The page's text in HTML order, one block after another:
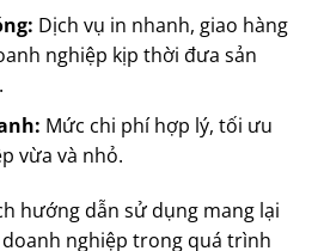
Dịch vụ in nhanh, giao hàng
nghiệp kịp thời đưa sản
Mức chi phí hợp lý, tối ưu
vừa và nhỏ.
hướng dẫn sử dụng mang lại
nghiệp trong quá trình